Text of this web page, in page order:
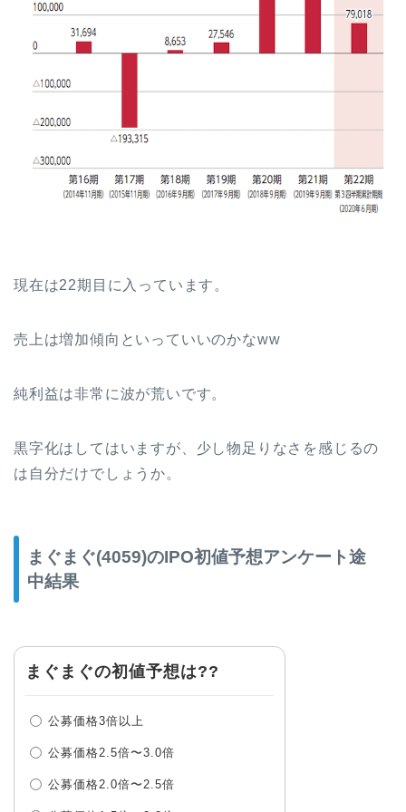
現在は22期目に入っています。
売上は増加傾向といっていいのかなww
純利益は非常に波が荒いです。
黒字化はしてはいますが、少し物足りなさを感じるの
は自分だけでしょうか。
まぐまぐ(4059)のIPO初値予想アンケート途
中結果
まぐまぐの初値予想は??
公募価格3倍以上
公募価格2.5倍〜3.0倍
公募価格2.0倍〜2.5倍